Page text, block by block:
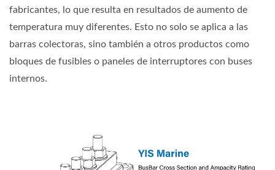
fabricantes, lo que resulta en resultados de aumento de
temperatura muy diferentes. Esto no solo se aplica a las
barras colectoras, sino también a otros productos como
bloques de fusibles o paneles de interruptores con buses
internos.